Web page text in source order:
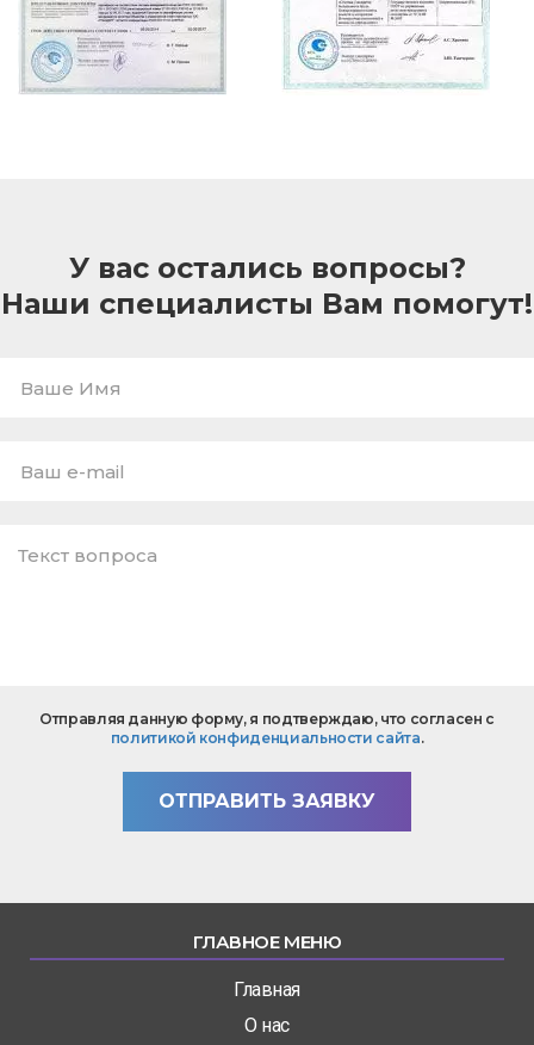
У вас остались вопросы?
Наши специалисты Вам помогут!
Имя
mail
вопроса
Отправляя данную форму, я подтверждаю, что согласен с
политикой конфиденциальности сайта.
ОТПРАВИТЬ ЗАЯВКУ
ГЛАВНОЕ МЕНЮ
Главная
О нас